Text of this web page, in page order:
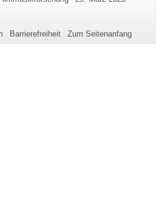
dieser
Barrierefreiheit Zum Seitenanfang